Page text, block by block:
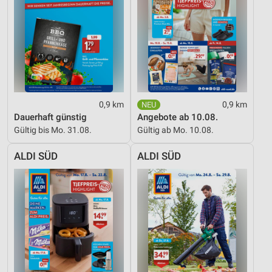
0,9 km
Dauerhaft günstig
Gültig bis Mo. 31.08.
0,9 km
Angebote ab 10.08.
Gültig ab Mo. 10.08.
ALDI SÜD ALDI SÜD
Nicht-IAB-Verarbeitungszwecke:
Notwendig
Performance
Funktional